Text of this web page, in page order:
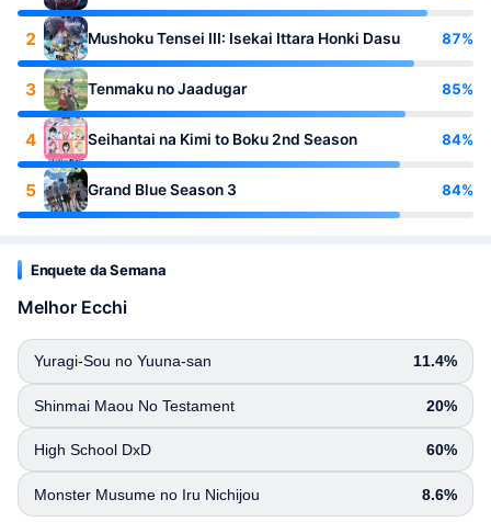
2 Mushoku Tensei III: Isekai Ittara Honki Dasu 87%
3 Tenmaku no Jaadugar 85%
4 Seihantai na Kimi to Boku 2nd Season 84%
5 Grand Blue Season 3 84%
Enquete da Semana
Melhor Ecchi
Yuragi-Sou no Yuuna-san 11.4%
Shinmai Maou No Testament 20%
High School DxD 60%
Monster Musume no Iru Nichijou 8.6%